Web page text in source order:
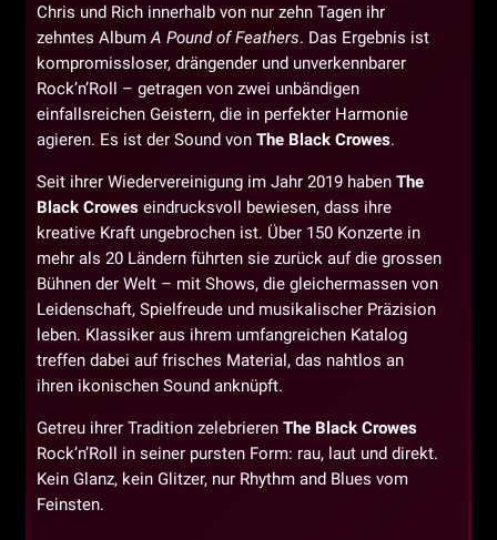
Chris und Rich innerhalb von nur zehn Tagen ihr
zehntes AlbumA Pound of Feathers. Das Ergebnis ist
kompromissloser, drängender und unverkennbarer
Rock’n’Roll – getragen von zwei unbändigen
einfallsreichen Geistern, die in perfekter Harmonie
agieren. Es ist der Sound von The Black Crowes.
Seit ihrer Wiedervereinigung im Jahr 2019 haben The
Black Crowes eindrucksvoll bewiesen, dass ihre
kreative Kraft ungebrochen ist. Über 150 Konzerte in
mehr als 20 Ländern führten sie zurück auf die grossen
Bühnen der Welt – mit Shows, die gleichermassen von
Leidenschaft, Spielfreude und musikalischer Präzision
leben. Klassiker aus ihrem umfangreichen Katalog
treffen dabei auf frisches Material, das nahtlos an
ihren ikonischen Sound anknüpft.
Getreu ihrer Tradition zelebrieren The Black Crowes
Rock’n’Roll in seiner pursten Form: rau, laut und direkt.
Kein Glanz, kein Glitzer, nur Rhythm and Blues vom
Feinsten.